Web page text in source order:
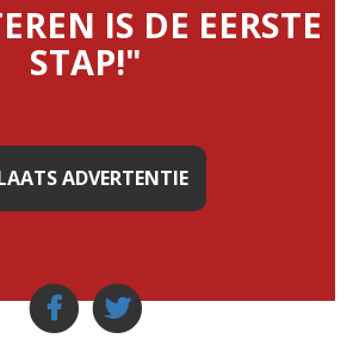
IS DE EERSTE
STAP!"
ADVERTENTIE